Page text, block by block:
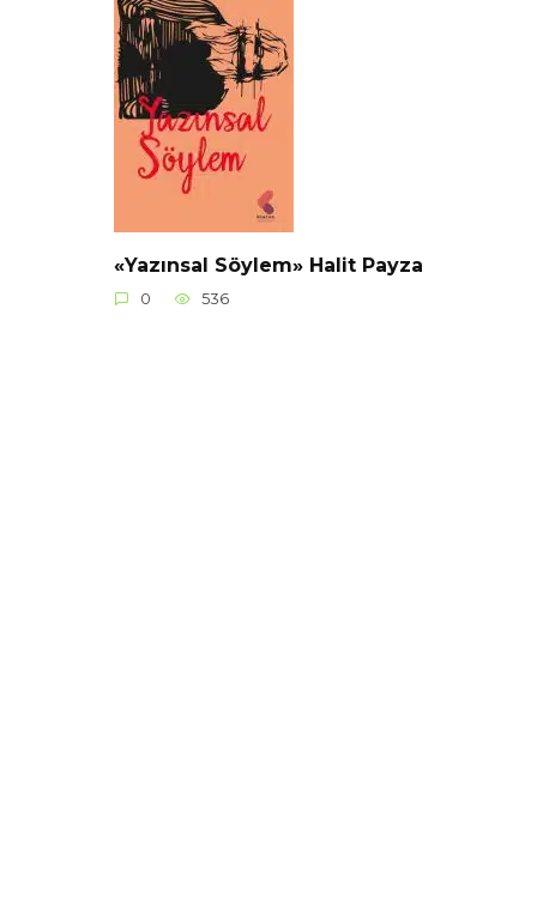
«Yazınsal Söylem» Halit Payza
0 536